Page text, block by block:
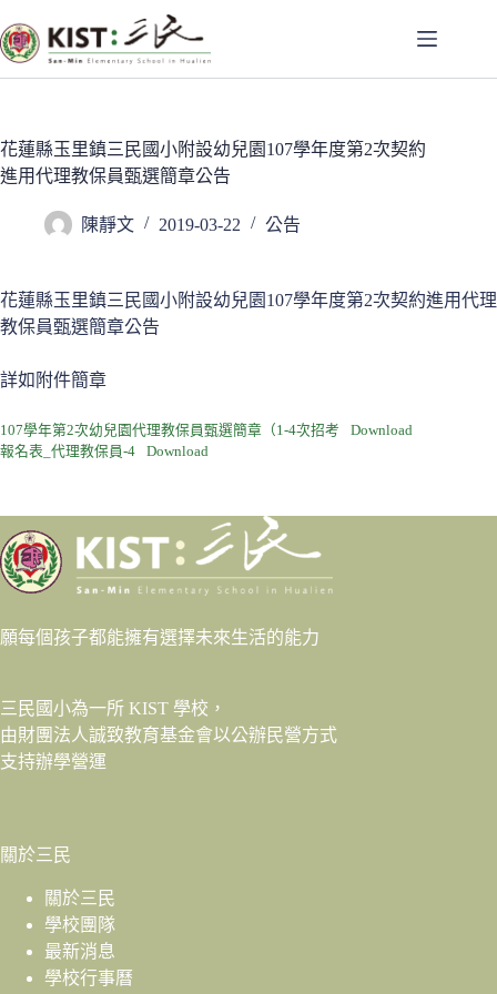
至
主
容
花蓮縣玉里鎮三民國小附設幼兒園107學年度第2次契約
進用代理教保員甄選簡章公告
陳靜文 2019-03-22 公告
花蓮縣玉里鎮三民國小附設幼兒園107學年度第2次契約進用代理
教保員甄選簡章公告
詳如附件簡章
107學年第2次幼兒園代理教保員甄選簡章（1-4次招考
Download
報名表_代理教保員-4
Download
願每個孩子都能擁有選擇未來生活的能力
三民國小為一所 KIST 學校，
由財團法人誠致教育基金會以公辦民營方式
支持辦學營運
關於三民
關於三民
學校團隊
最新消息
學校行事曆